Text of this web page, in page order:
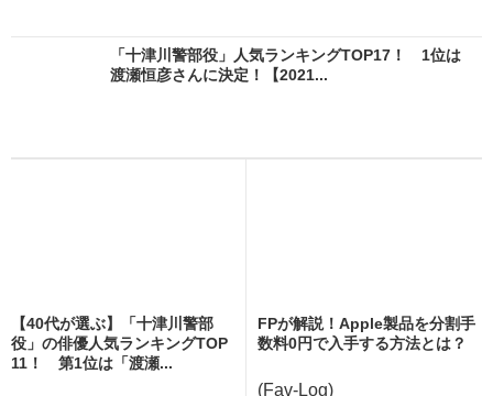
「十津川警部役」人気ランキングTOP17！ 1位は
渡瀬恒彦さんに決定！【2021...
【40代が選ぶ】「十津川警部
役」の俳優人気ランキングTOP
11！ 第1位は「渡瀬...
FPが解説！Apple製品を分割手
数料0円で入手する方法とは？
(Fav-Log)